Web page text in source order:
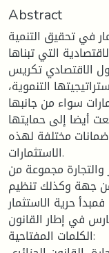
Abstract
في تحقيق التنمية
التي تبناها
الاقتصادي تكريس
التنموية،
سواء من جانبها
أيضا إلى حمايتها
مختلفة لهذه
الاستثمارات.
والتجارة مجموعة من
جهة وكذلك تنظيم
حرية الاستثمار
في إطار القانون.
الكلمات المفتاحية: